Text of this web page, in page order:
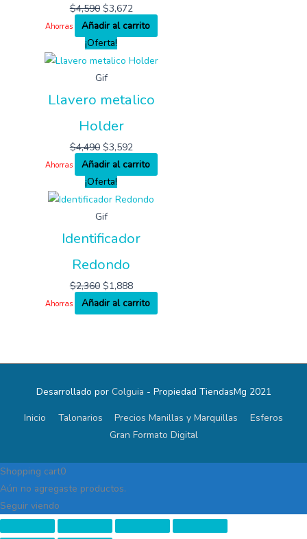
$4,590 $3,672
Ahorras
Añadir al carrito
¡Oferta!
Gif
Llavero metalico
Holder
$4,490 $3,592
Ahorras
Añadir al carrito
¡Oferta!
Gif
Identificador
Redondo
$2,360 $1,888
Ahorras Añadir al carrito
Desarrollado por Colguia - Propiedad TiendasMg 2021
Inicio Talonarios Precios Manillas y Marquillas
Esferos
Gran Formato Digital
Shopping cart0
Aún no agregaste productos.
Seguir viendo